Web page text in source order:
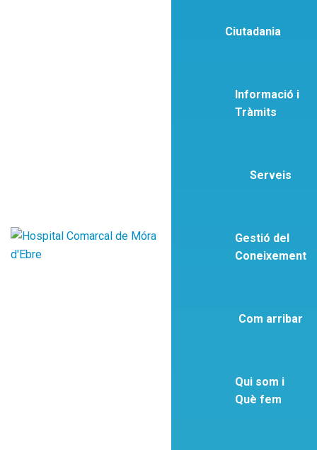
Ciutadania
Informació i
Tràmits
Serveis
Gestió del
Coneixement
Com arribar
Qui som i
Què fem